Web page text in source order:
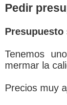
Pedir
Presupuesto
Tenemos
mermar la
Precios muy